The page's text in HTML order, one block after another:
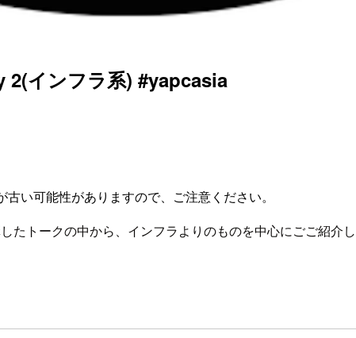
2(インフラ系) #yapcasia
い可能性がありますので、ご注意ください。
たトークの中から、インフラよりのものを中心にごご紹介